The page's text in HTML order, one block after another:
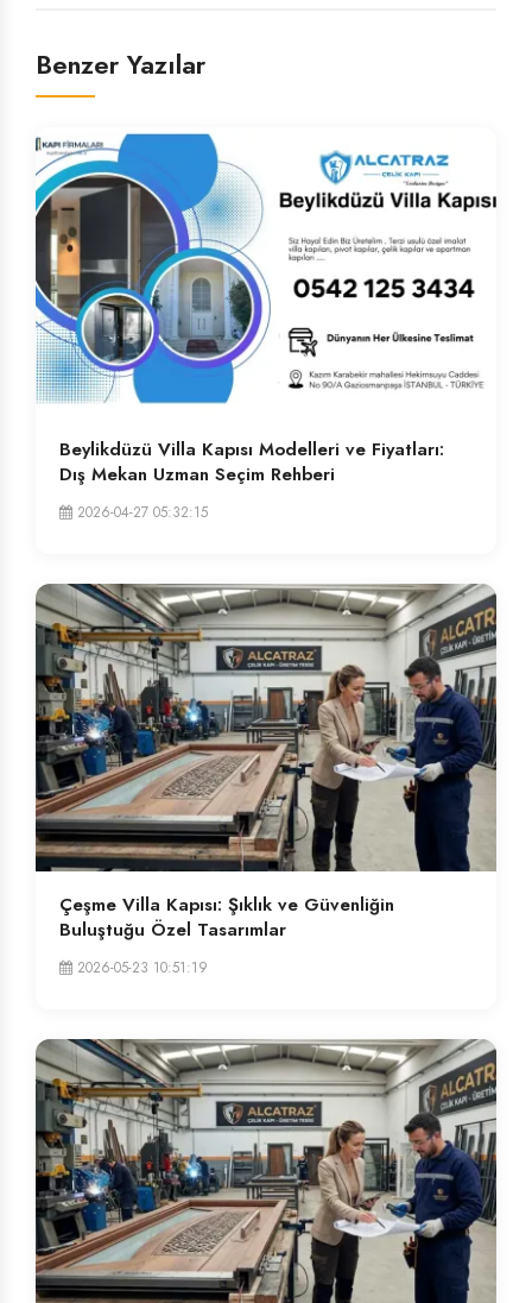
Benzer Yazılar
Beylikdüzü Villa Kapısı Modelleri ve Fiyatları:
Dış Mekan Uzman Seçim Rehberi
2026-04-27 05:32:15
Çeşme Villa Kapısı: Şıklık ve Güvenliğin
Buluştuğu Özel Tasarımlar
2026-05-23 10:51:19